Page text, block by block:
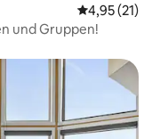
4,95 (21)
und Gruppen!